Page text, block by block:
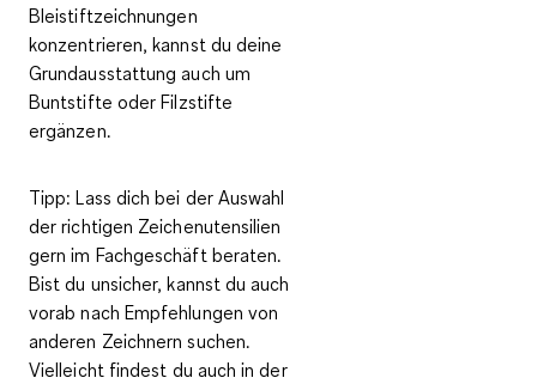
Bleistiftzeichnungen
konzentrieren, kannst du deine
Grundausstattung auch um
Buntstifte oder Filzstifte
ergänzen.
Tipp: Lass dich bei der Auswahl
der richtigen Zeichenutensilien
gern im Fachgeschäft beraten.
Bist du unsicher, kannst du auch
vorab nach Empfehlungen von
anderen Zeichnern suchen.
Vielleicht findest du auch in der